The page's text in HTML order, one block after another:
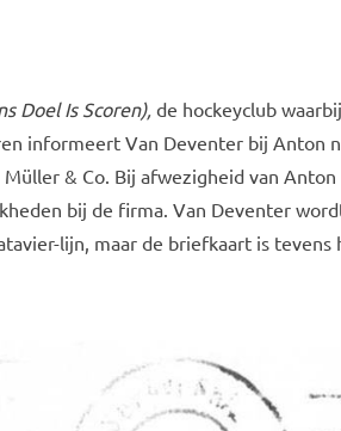
Doel Is Scoren), de hockeyclub
informeert Van Deventer bij Anton
& Co. Bij afwezigheid van
bij de firma. Van Deventer
lijn, maar de briefkaart is tevens